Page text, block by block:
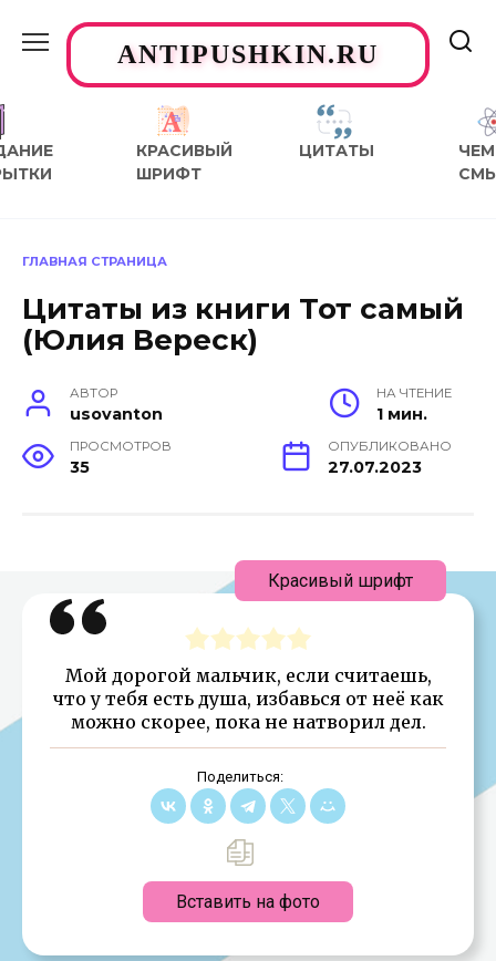
содержаниюANTIPUSHKIN.RU
КРАСИВЫЙ
ШРИФТ
ЦИТАТЫ
ЧЕМ
ГЛАВНАЯ СТРАНИЦА
Цитаты из книги Тот самый
(Юлия Вереск)
АВТОР
usovanton
НА ЧТЕНИЕ
1 мин.
ПРОСМОТРОВ
35
ОПУБЛИКОВАНО
27.07.2023
Мой дорогой мальчик, если считаешь,
что у тебя есть душа, избавься от неё как
можно скорее, пока не натворил дел.
Поделиться:
Вставить на фото
Красивый шрифт